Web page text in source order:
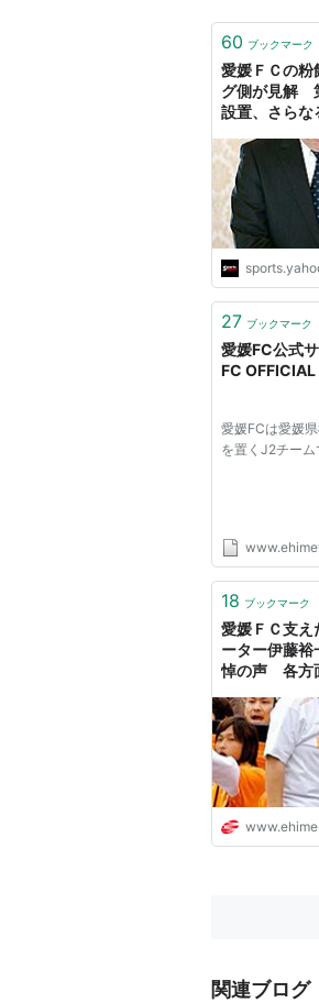
60 ブックマーク
愛媛ＦＣの粉
グ側が見解
設置、さら
27 ブックマーク
愛媛FC公式
FC OFFICIAL
愛媛FCは愛媛
を置くJ2チーム
18 ブックマーク
愛媛ＦＣ支
ーター伊藤
悼の声 各方
関連ブログ